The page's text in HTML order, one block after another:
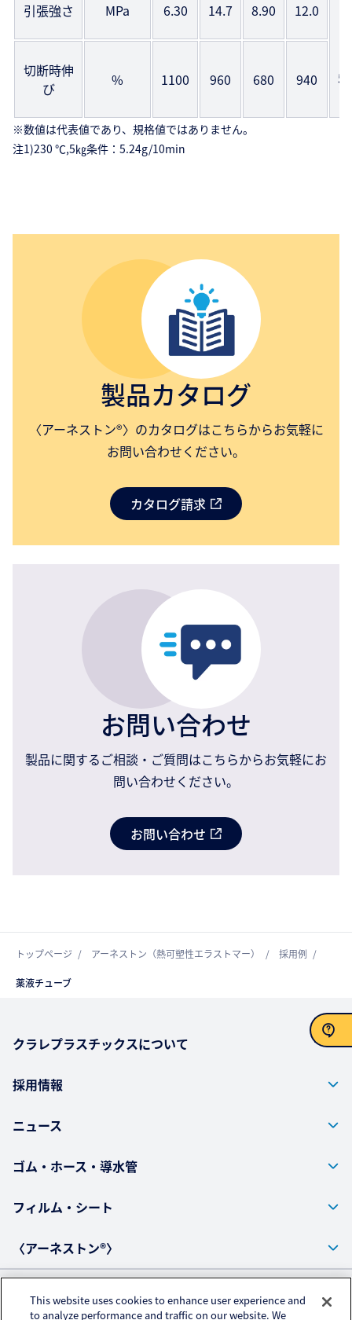
引張強さ MPa 6.30 14.7 8.90 12.0
切断時伸
び
% 1100 960 680 940
※数値は代表値であり、規格値ではありません。
注1)230 ℃,5㎏条件：5.24g/10min
製品カタログ
〈アーネストン®〉のカタログはこちらからお気軽に
お問い合わせください。
カタログ請求
お問い合わせ
製品に関するご相談・ご質問はこちらからお気軽にお
問い合わせください。
お問い合わせ
トップページ アーネストン（熱可塑性エラストマー） 採用例
薬液チューブ
クラレプラスチックスについて
採用情報
ニュース
ゴム・ホース・導水管
フィルム・シート
〈アーネストン®〉
プライバシーポリシー
This website uses cookies to enhance user experience and
to analyze performance and traffic on our website. We